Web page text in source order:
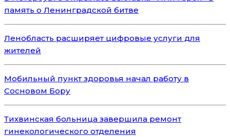
память о Ленинградской битве
Ленобласть расширяет цифровые услуги для
жителей
Мобильный пункт здоровья начал работу в
Сосновом Бору
Тихвинская больница завершила ремонт
гинекологического отделения